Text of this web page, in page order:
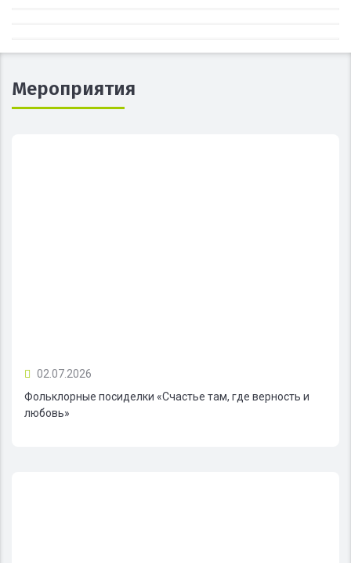
Мероприятия
02.07.2026
Фольклорные посиделки «Счастье там, где верность и
любовь»